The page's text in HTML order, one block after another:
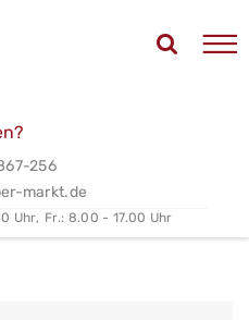
256
markt.de
Uhr, Fr.: 8.00 - 17.00 Uhr